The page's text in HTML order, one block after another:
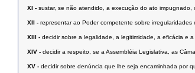
XI - sustar, se não atendido, a execução do ato impugnado,
XII - representar ao Poder competente sobre
XIII - decidir sobre a legalidade, a legitimidade, a eficácia e
XIV - decidir a respeito, se a Assembléia Legislativa, as
XV - decidir sobre denúncia que lhe seja encaminhada por